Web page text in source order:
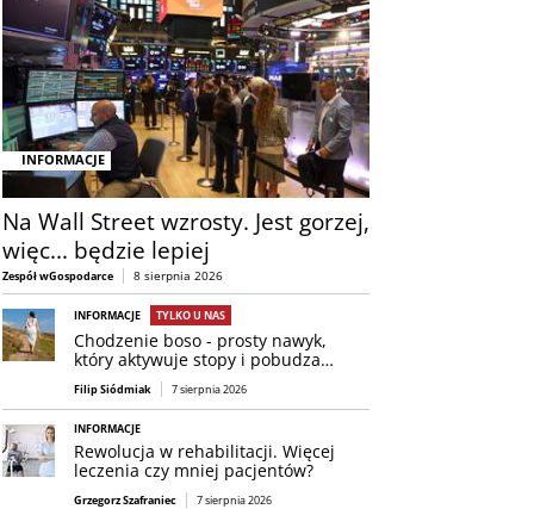
INFORMACJE
Na Wall Street wzrosty. Jest gorzej,
więc... będzie lepiej
Zespół wGospodarce 8 sierpnia 2026
INFORMACJE TYLKO U NAS
Chodzenie boso - prosty nawyk,
który aktywuje stopy i pobudza…
Filip Siódmiak 7 sierpnia 2026
INFORMACJE
Rewolucja w rehabilitacji. Więcej
leczenia czy mniej pacjentów?
Grzegorz Szafraniec 7 sierpnia 2026